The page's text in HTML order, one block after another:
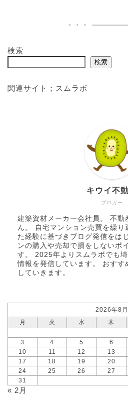
検索
検索
関連サイト； スムラボ
ブロガー
キウイ不
建築資材メーカー会社員。 不動
ん。 自宅マンション売買を繰り
た経験に基づきブログ発信をは
ンの購入や売却で損をしないポ
す。 2025年より スムラボ でも
情報を発信しています。 おすす
していきます。
2026年8月
月
火 水 木
3
4 5 6
10
11 12 13
17
18 19 20
24
25 26 27
31
« 2月